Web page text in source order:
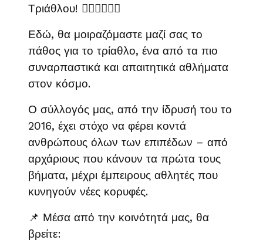
Τριάθλου! 🏊‍♂️🚴‍♀️🏃‍♂️
Εδώ, θα μοιραζόμαστε μαζί σας το
πάθος για το τρίαθλο, ένα από τα πιο
συναρπαστικά και απαιτητικά αθλήματα
στον κόσμο.
Ο σύλλογός μας, από την ίδρυσή του το
2016, έχει στόχο να φέρει κοντά
ανθρώπους όλων των επιπέδων – από
αρχάριους που κάνουν τα πρώτα τους
βήματα, μέχρι έμπειρους αθλητές που
κυνηγούν νέες κορυφές.
📌 Μέσα από την κοινότητά μας, θα
βρείτε: